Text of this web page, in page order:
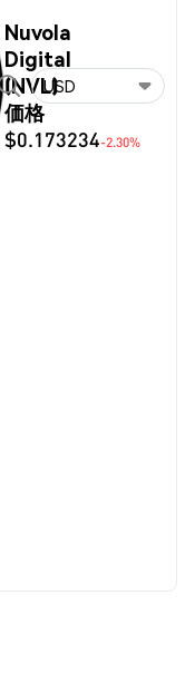
Nuvola
Digital
(NVL)
価格
$0.173234-2.30%
USD